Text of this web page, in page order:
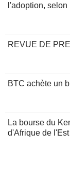
l'adoption, selon
REVUE DE
BTC achète un
La bourse du
d'Afrique de